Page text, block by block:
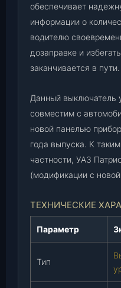
а
т
е
л
я
р
н
я
т
о
л
и
а
о
обеспечивает
информации о
водителю
дозаправке и
заканчивается в пути.
Данный выключатель
совместим с
новой панелью
года выпуска. К
частности, УАЗ
(модификации с
ТЕХНИЧЕСКИЕ
Параметр
Тип